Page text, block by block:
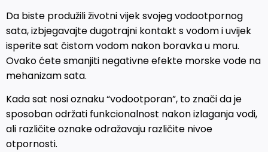
Da biste produžili životni vijek svojeg vodootpornog
sata, izbjegavajte dugotrajni kontakt s vodom i uvijek
isperite sat čistom vodom nakon boravka u moru.
Ovako ćete smanjiti negativne efekte morske vode na
mehanizam sata.
Kada sat nosi oznaku “vodootporan”, to znači da je
sposoban održati funkcionalnost nakon izlaganja vodi,
ali različite oznake odražavaju različite nivoe
otpornosti.